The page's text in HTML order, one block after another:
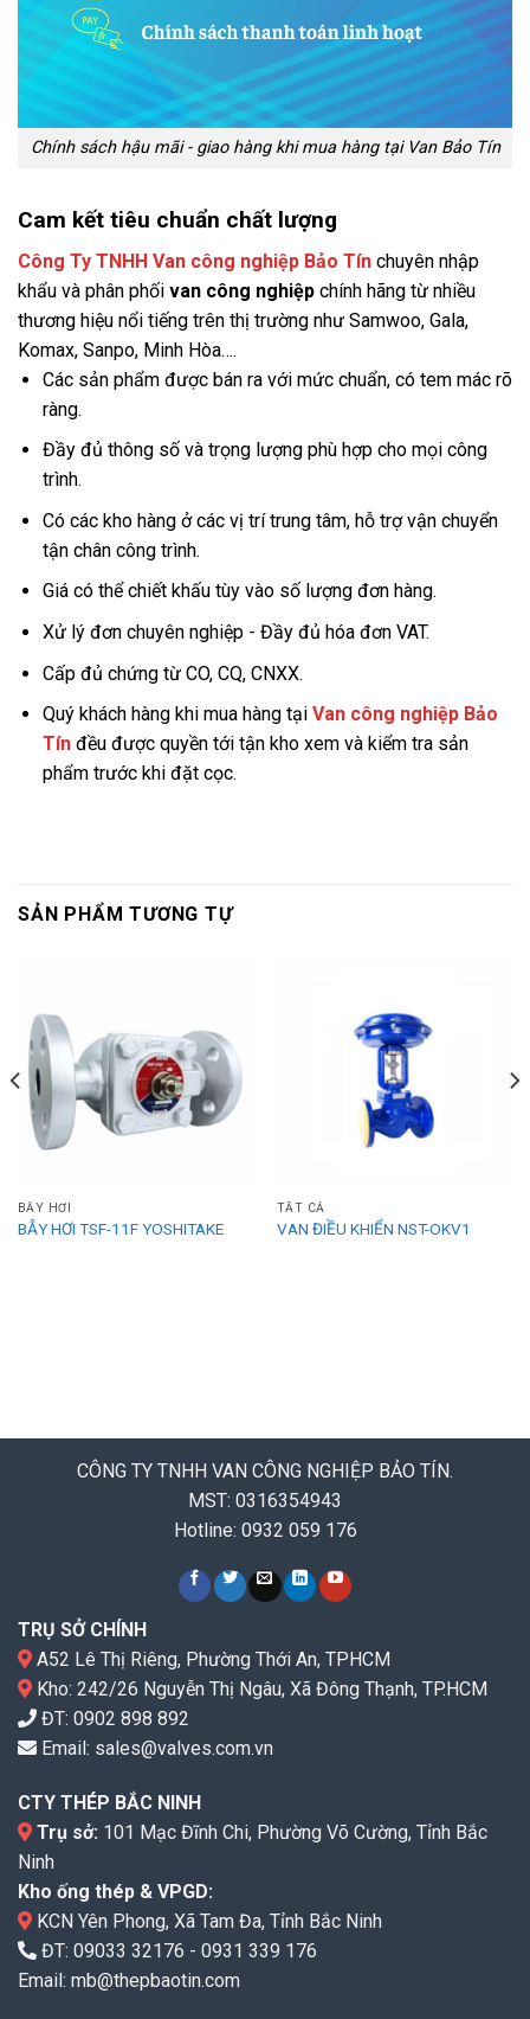
Chính sách hậu mãi - giao hàng khi mua hàng tại Van Bảo Tín
Cam kết tiêu chuẩn chất lượng
Công Ty TNHH Van công nghiệp Bảo Tín chuyên nhập
khẩu và phân phối van công nghiệp chính hãng từ nhiều
thương hiệu nổi tiếng trên thị trường như Samwoo, Gala,
Komax, Sanpo, Minh Hòa….
Các sản phẩm được bán ra với mức chuẩn, có tem mác rõ
ràng.
Đầy đủ thông số và trọng lượng phù hợp cho mọi công
trình.
Có các kho hàng ở các vị trí trung tâm, hỗ trợ vận chuyển
tận chân công trình.
Giá có thể chiết khấu tùy vào số lượng đơn hàng.
Xử lý đơn chuyên nghiệp - Đầy đủ hóa đơn VAT.
Cấp đủ chứng từ CO, CQ, CNXX.
Quý khách hàng khi mua hàng tại Van công nghiệp Bảo
Tínđều được quyền tới tận kho xem và kiểm tra sản
phẩm trước khi đặt cọc.
SẢN PHẨM TƯƠNG TỰ
BẪY HƠI
BẪY HƠI TSF-11F YOSHITAKE
TẤT CẢ
VAN ĐIỀU KHIỂN NST-OKV1
CÔNG TY TNHH VAN CÔNG NGHIỆP BẢO TÍN.
MST: 0316354943
Hotline: 0932 059 176
TRỤ SỞ CHÍNH
A52 Lê Thị Riêng, Phường Thới An, TPHCM
Kho: 242/26 Nguyễn Thị Ngâu, Xã Đông Thạnh, TP.HCM
ĐT: 0902 898 892
Email: sales@valves.com.vn
CTY THÉP BẮC NINH
Trụ sở: 101 Mạc Đĩnh Chi, Phường Võ Cường, Tỉnh Bắc
Ninh
Kho ống thép & VPGD:
KCN Yên Phong, Xã Tam Đa, Tỉnh Bắc Ninh
ĐT: 09033 32176 - 0931 339 176
Email: mb@thepbaotin.com